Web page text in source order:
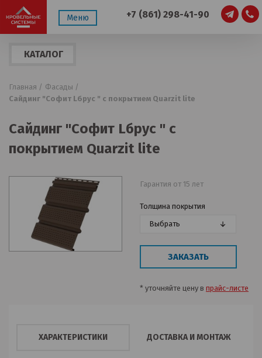
Меню +7 (861) 298-41-90
КАТАЛОГ
Главная / Фасады /
Сайдинг "Софит Lбрус " с покрытием Quarzit lite
Сайдинг "Софит Lбрус " с
покрытием Quarzit lite
Гарантия от 15 лет
Толщина покрытия
Выбрать
ЗАКАЗАТЬ
* уточняйте цену в прайс-листе
ХАРАКТЕРИСТИКИ ДОСТАВКА И МОНТАЖ